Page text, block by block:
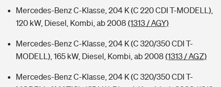
Mercedes-Benz C-Klasse, 204 K (C 220 CDI T-MODELL),
120 kW, Diesel, Kombi, ab 2008 (1313 / AGY)
Mercedes-Benz C-Klasse, 204 K (C 320/350 CDI T-
MODELL), 165 kW, Diesel, Kombi, ab 2008 (1313 / AGZ)
Mercedes-Benz C-Klasse, 204 K (C 320/350 CDI T-